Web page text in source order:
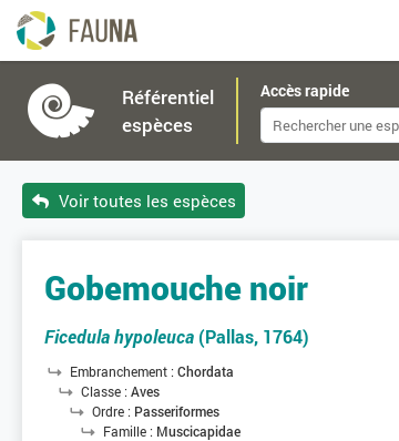
Référentiel
espèces
Accès rapide
Voir toutes les espèces
Gobemouche noir
Ficedula hypoleuca (Pallas, 1764)
Embranchement : Chordata
Classe : Aves
Ordre : Passeriformes
Famille : Muscicapidae